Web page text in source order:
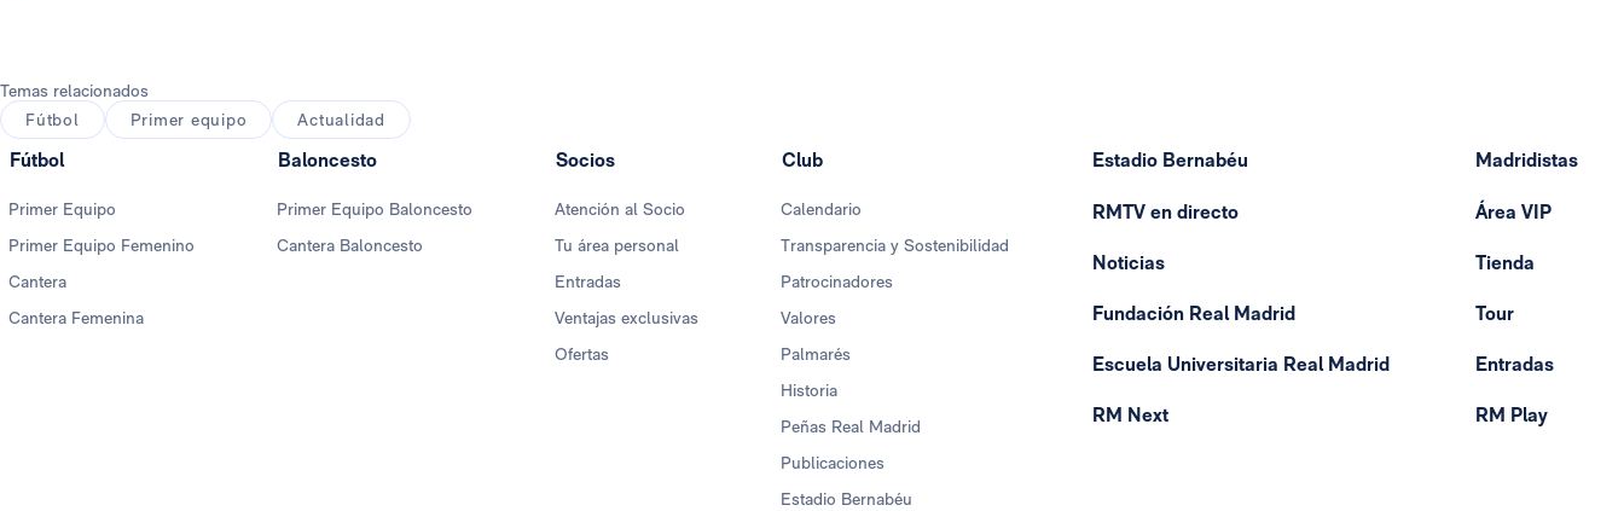
Temas relacionados
Fútbol
Primer equipo Actualidad
Fútbol
Primer Equipo
Primer Equipo Femenino
Cantera
Cantera Femenina
Baloncesto
Primer Equipo Baloncesto
Cantera Baloncesto
Socios
Atención al Socio
Tu área personal
Entradas
Ventajas exclusivas
Ofertas
Club
Calendario
Transparencia y Sostenibilidad
Patrocinadores
Valores
Palmarés
Historia
Peñas Real Madrid
Publicaciones
Estadio Bernabéu
Estadio Bernabéu
RMTV en directo
Noticias
Fundación Real Madrid
Escuela Universitaria Real Madrid
RM Next
Madridistas
Área VIP
Tienda
Tour
Entradas
RM Play